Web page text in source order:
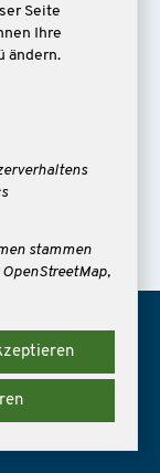
Lage
und
Seite
Ihre
ändern.
stammen